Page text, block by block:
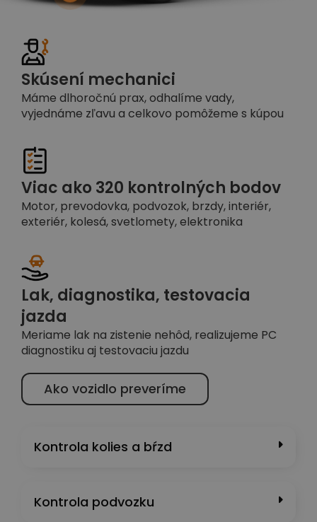
Skúsení mechanici
Máme dlhoročnú prax, odhalíme vady,
vyjednáme zľavu a celkovo pomôžeme s kúpou
Viac ako 320 kontrolných bodov
Motor, prevodovka, podvozok, brzdy, interiér,
exteriér, kolesá, svetlomety, elektronika
Lak, diagnostika, testovacia
jazda
Meriame lak na zistenie nehôd, realizujeme PC
diagnostiku aj testovaciu jazdu
Ako vozidlo preveríme
Kontrola kolies a bŕzd
Kontrola podvozku